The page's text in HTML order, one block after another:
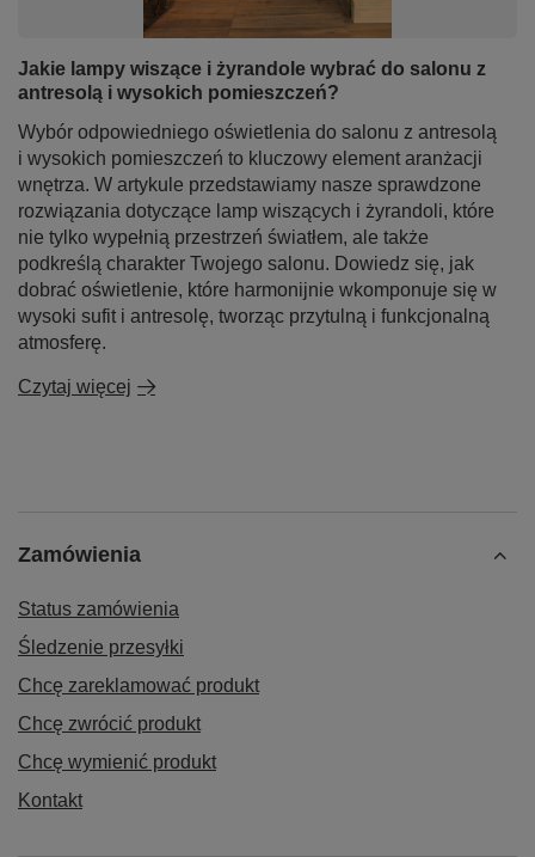
Jakie lampy wiszące i żyrandole wybrać do salonu z
antresolą i wysokich pomieszczeń?
Wybór odpowiedniego oświetlenia do salonu z antresolą
i wysokich pomieszczeń to kluczowy element aranżacji
wnętrza. W artykule przedstawiamy nasze sprawdzone
rozwiązania dotyczące lamp wiszących i żyrandoli, które
nie tylko wypełnią przestrzeń światłem, ale także
podkreślą charakter Twojego salonu. Dowiedz się, jak
dobrać oświetlenie, które harmonijnie wkomponuje się w
wysoki sufit i antresolę, tworząc przytulną i funkcjonalną
atmosferę.
Czytaj więcej
Zamówienia
Status zamówienia
Śledzenie przesyłki
Chcę zareklamować produkt
Chcę zwrócić produkt
Chcę wymienić produkt
Kontakt